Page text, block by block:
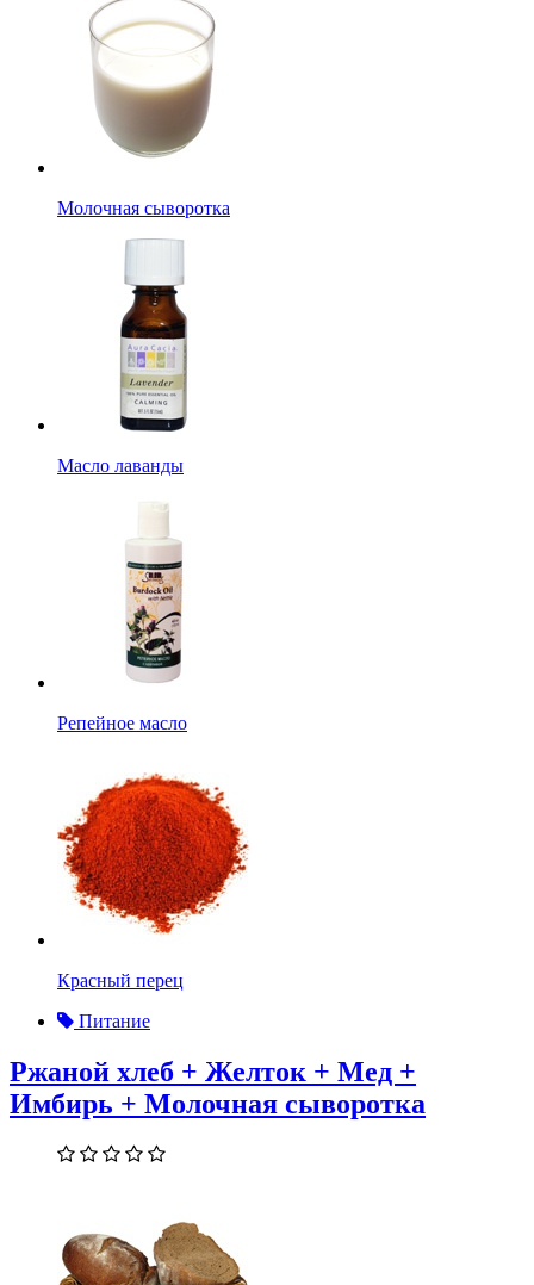
Молочная сыворотка
Масло лаванды
Репейное масло
Красный перец
Питание
Ржаной хлеб + Желток + Мед +
Имбирь + Молочная сыворотка